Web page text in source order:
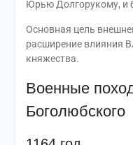
Юрью Долгорукому, и
Основная цель
расширение влияния
княжества.
Военные
Боголюбского